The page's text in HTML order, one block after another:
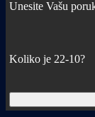
Unesite Vašu
Koliko je 22-10?